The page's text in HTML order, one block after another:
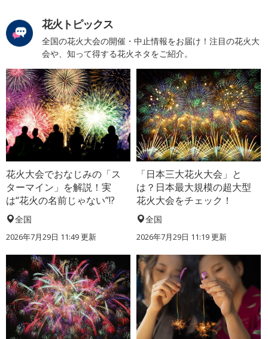
花火トピックス
全国の花火大会の開催・中止情報をお届け！注目の花火大
会や、知って得する花火ネタをご紹介。
花火大会でおなじみの「ス
ターマイン」を解説！実
は“花火の名前じゃない”!?
全国
2026年7月29日 11:49 更新
「日本三大花火大会」と
は？日本最大規模の超大型
花火大会をチェック！
全国
2026年7月29日 11:19 更新